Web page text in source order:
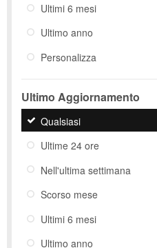
Ultimi 6 mesi
Ultimo anno
Personalizza
Ultimo Aggiornamento
Qualsiasi
Ultime 24 ore
Nell'ultima settimana
Scorso mese
Ultimi 6 mesi
Ultimo anno